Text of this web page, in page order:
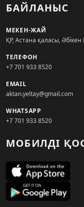
БАЙЛАНЫС
МЕКЕН-ЖАЙ
ҚР, Астана қаласы, Әбікен
ТЕЛЕФОН
+7 701 933 8520
EMAIL
aktan.yeltay@gmail.com
WHATSAPP
+7 701 933 8520
МОБИЛДІ